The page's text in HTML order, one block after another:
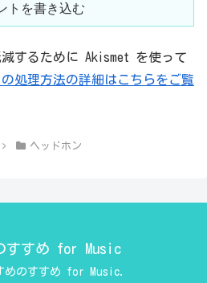
トを書き込む
するために Akismet を使って
処理方法の詳細はこちらをご覧
ヘッドホン
すすめ for Music
めのすすめ for Music.